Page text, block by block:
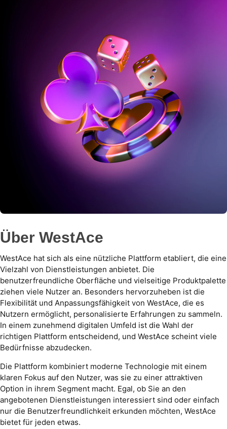
Über WestAce
WestAce hat sich als eine nützliche Plattform etabliert, die eine
Vielzahl von Dienstleistungen anbietet. Die
benutzerfreundliche Oberfläche und vielseitige Produktpalette
ziehen viele Nutzer an. Besonders hervorzuheben ist die
Flexibilität und Anpassungsfähigkeit von WestAce, die es
Nutzern ermöglicht, personalisierte Erfahrungen zu sammeln.
In einem zunehmend digitalen Umfeld ist die Wahl der
richtigen Plattform entscheidend, und WestAce scheint viele
Bedürfnisse abzudecken.
Die Plattform kombiniert moderne Technologie mit einem
klaren Fokus auf den Nutzer, was sie zu einer attraktiven
Option in ihrem Segment macht. Egal, ob Sie an den
angebotenen Dienstleistungen interessiert sind oder einfach
nur die Benutzerfreundlichkeit erkunden möchten, WestAce
bietet für jeden etwas.